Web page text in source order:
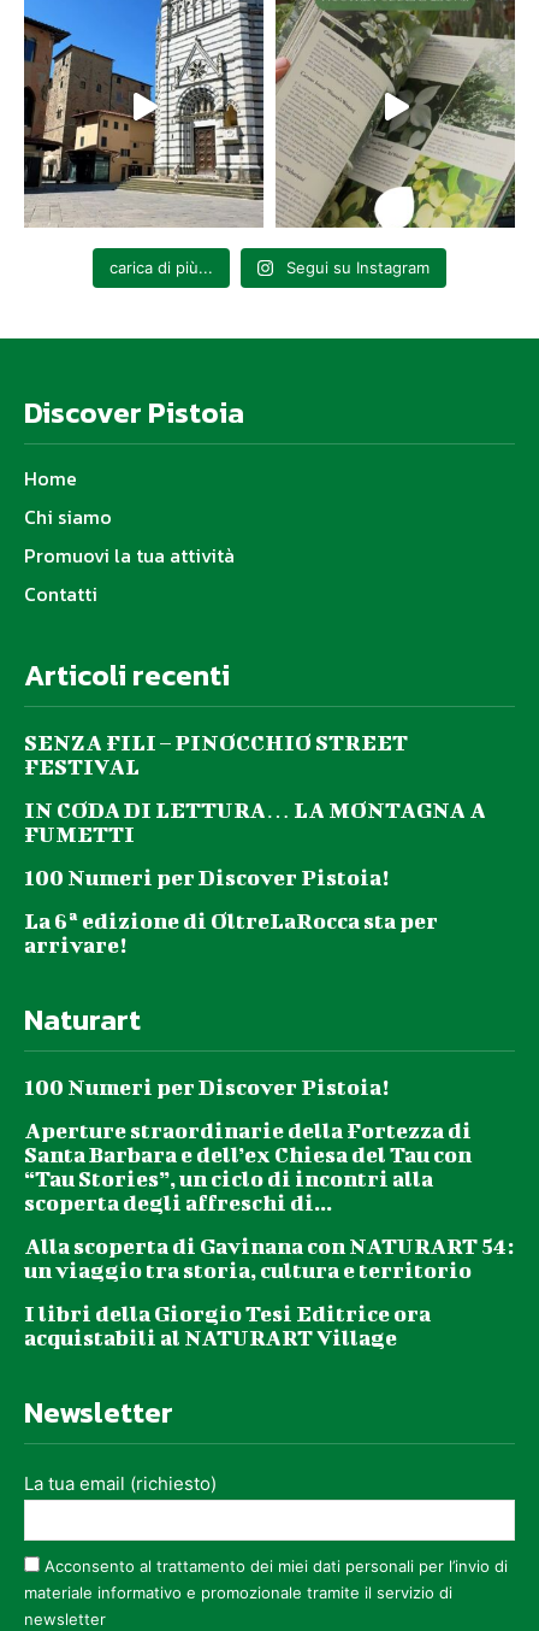
carica di più... Segui su Instagram
Discover Pistoia
Home
Chi siamo
Promuovi la tua attività
Contatti
Articoli recenti
SENZA FILI – PINOCCHIO STREET
FESTIVAL
IN CODA DI LETTURA… LA MONTAGNA A
FUMETTI
100 Numeri per Discover Pistoia!
La 6ª edizione di OltreLaRocca sta per
arrivare!
Naturart
100 Numeri per Discover Pistoia!
Aperture straordinarie della Fortezza di
Santa Barbara e dell’ex Chiesa del Tau con
“Tau Stories”, un ciclo di incontri alla
scoperta degli affreschi di...
Alla scoperta di Gavinana con NATURART 54:
un viaggio tra storia, cultura e territorio
I libri della Giorgio Tesi Editrice ora
acquistabili al NATURART Village
Newsletter
La tua email (richiesto)
Acconsento al trattamento dei miei dati personali per l’invio di
materiale informativo e promozionale tramite il servizio di
newsletter